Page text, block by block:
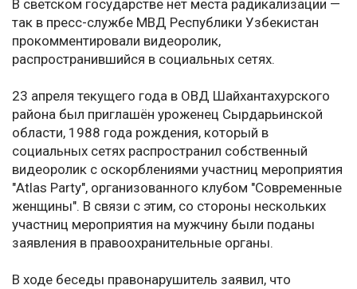
В светском государстве нет места радикализации —
так в пресс-службе МВД Республики Узбекистан
прокомментировали видеоролик,
распространившийся в социальных сетях.
23 апреля текущего года в ОВД Шайхантахурского
района был приглашён уроженец Сырдарьинской
области, 1988 года рождения, который в
социальных сетях распространил собственный
видеоролик с оскорблениями участниц мероприятия
"Atlas Party", организованного клубом "Современные
женщины". В связи с этим, со стороны нескольких
участниц мероприятия на мужчину были поданы
заявления в правоохранительные органы.
В ходе беседы правонарушитель заявил, что